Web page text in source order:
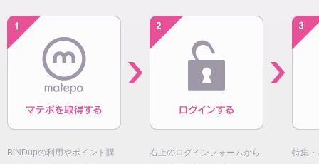
BiNDupの利用やポイント購
右上のログインフォームから
特集